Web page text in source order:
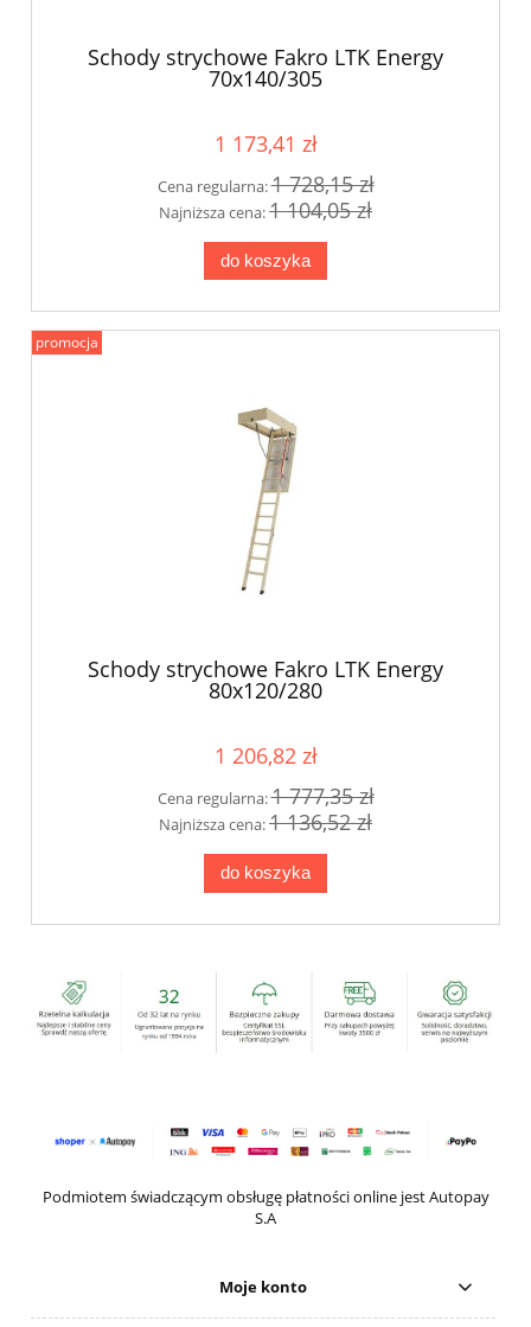
Schody strychowe Fakro LTK Energy
70x140/305
1 173,41 zł
Cena regularna:1 728,15 zł
Najniższa cena:1 104,05 zł
do koszyka
Schody strychowe Fakro LTK Energy
80x120/280
1 206,82 zł
Cena regularna:1 777,35 zł
Najniższa cena:1 136,52 zł
do koszyka
promocja
Podmiotem świadczącym obsługę płatności online jest Autopay
S.A
Moje konto